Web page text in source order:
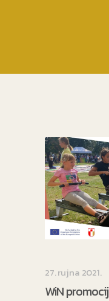
27. rujna 2021.
WiN